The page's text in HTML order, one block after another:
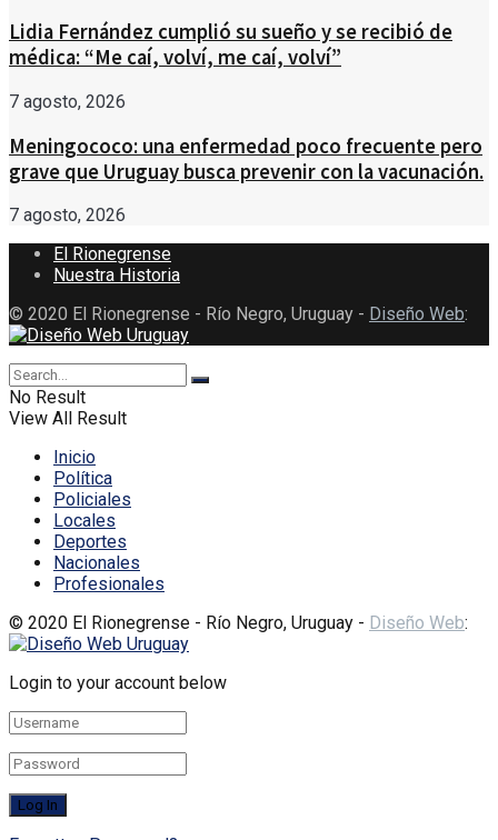
Lidia Fernández cumplió su sueño y se recibió de
médica: “Me caí, volví, me caí, volví”
7 agosto, 2026
Meningococo: una enfermedad poco frecuente pero
grave que Uruguay busca prevenir con la vacunación.
7 agosto, 2026
El Rionegrense
Nuestra Historia
© 2020 El Rionegrense - Río Negro, Uruguay - Diseño Web:
No Result
View All Result
Inicio
Política
Policiales
Locales
Deportes
Nacionales
Profesionales
© 2020 El Rionegrense - Río Negro, Uruguay - Diseño Web:
Login to your account below